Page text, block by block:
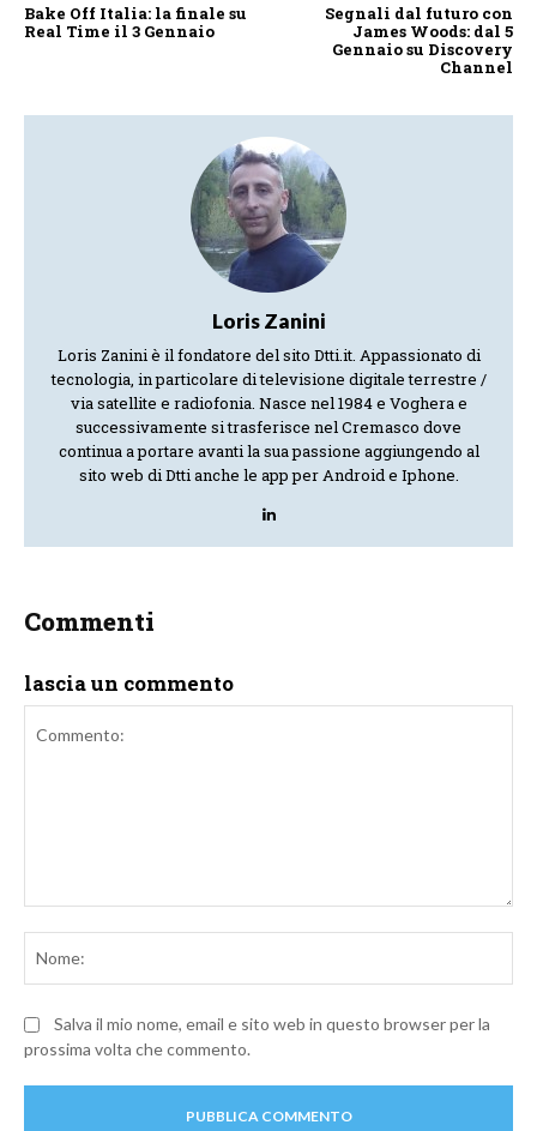
Bake Off Italia: la finale su
Real Time il 3 Gennaio
Segnali dal futuro con
James Woods: dal 5
Gennaio su Discovery
Channel
Loris Zanini
Loris Zanini è il fondatore del sito Dtti.it. Appassionato di
tecnologia, in particolare di televisione digitale terrestre /
via satellite e radiofonia. Nasce nel 1984 e Voghera e
successivamente si trasferisce nel Cremasco dove
continua a portare avanti la sua passione aggiungendo al
sito web di Dtti anche le app per Android e Iphone.
Commenti
lascia un commento
Salva il mio nome, email e sito web in questo browser per la
prossima volta che commento.